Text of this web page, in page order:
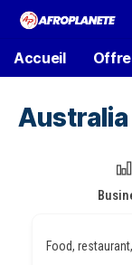
Accueil
Australia
Food, restaurant,